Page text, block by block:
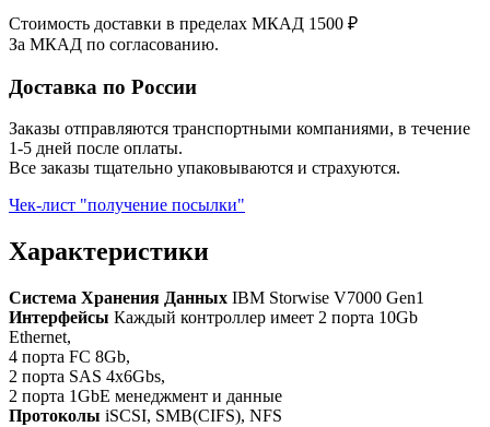
Стоимость доставки в пределах МКАД 1500 ₽
За МКАД по согласованию.
Доставка по России
Заказы отправляются транспортными компаниями, в течение
1-5 дней после оплаты.
Все заказы тщательно упаковываются и страхуются.
Чек-лист "получение посылки"
Характеристики
Система Хранения Данных IBM Storwise V7000 Gen1
Интерфейсы Каждый контроллер имеет 2 порта 10Gb
Ethernet,
4 порта FC 8Gb,
2 порта SAS 4x6Gbs,
2 порта 1GbE менеджмент и данные
Протоколы iSCSI, SMB(CIFS), NFS